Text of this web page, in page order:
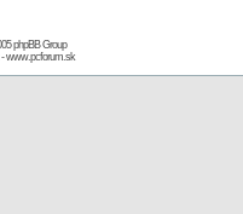
phpBB Group
-www.pcforum.sk